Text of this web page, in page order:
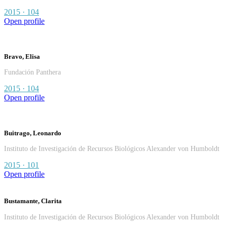
2015 · 104
Open profile
Bravo, Elisa
Fundación Panthera
2015 · 104
Open profile
Buitrago, Leonardo
Instituto de Investigación de Recursos Biológicos Alexander von Humboldt
2015 · 101
Open profile
Bustamante, Clarita
Instituto de Investigación de Recursos Biológicos Alexander von Humboldt